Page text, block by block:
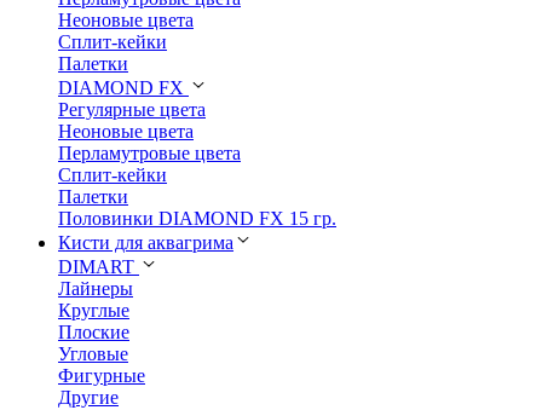
Неоновые цвета
Сплит-кейки
Палетки
DIAMOND FX
Регулярные цвета
Неоновые цвета
Перламутровые цвета
Сплит-кейки
Палетки
Половинки DIAMOND FX 15 гр.
Кисти для аквагрима
DIMART
Лайнеры
Круглые
Плоские
Угловые
Фигурные
Другие